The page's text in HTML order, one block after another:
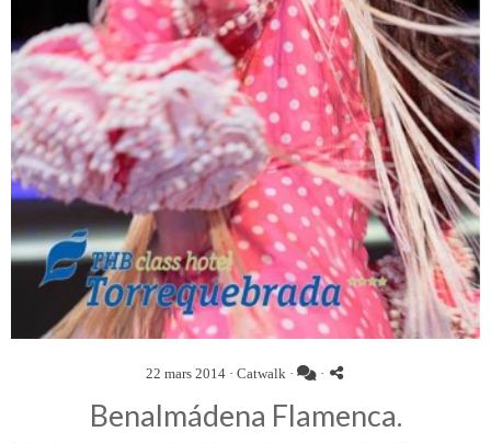
22 mars 2014 · Catwalk · ·
Benalmádena Flamenca.